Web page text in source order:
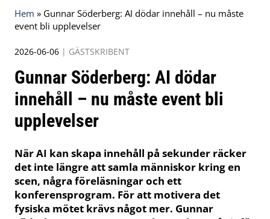
Hem » Gunnar Söderberg: AI dödar innehåll – nu måste
event bli upplevelser
2026-06-06 | GÄSTSKRIBENT
Gunnar Söderberg: AI dödar
innehåll – nu måste event bli
upplevelser
När AI kan skapa innehåll på sekunder räcker
det inte längre att samla människor kring en
scen, några föreläsningar och ett
konferensprogram. För att motivera det
fysiska mötet krävs något mer. Gunnar